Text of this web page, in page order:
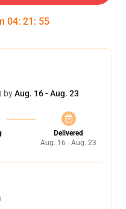
04: 21 : 54
byAug. 16 - Aug. 23
Delivered
Aug. 16 - Aug. 23